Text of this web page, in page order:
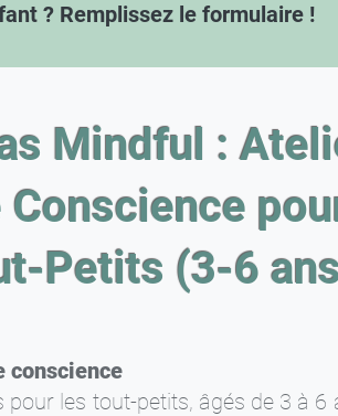
? Remplissez le formulaire !
Mindful :
Conscience
Petits (3-6
conscience
les tout-petits, âgés de 3 à 6